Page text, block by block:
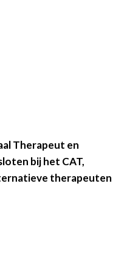
Therapeut en
bij het CAT,
therapeuten